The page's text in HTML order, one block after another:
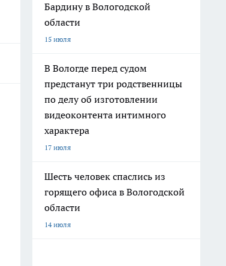
Бардину в Вологодской
области
15 июля
В Вологде перед судом
предстанут три родственницы
по делу об изготовлении
видеоконтента интимного
характера
17 июля
Шесть человек спаслись из
горящего офиса в Вологодской
области
14 июля